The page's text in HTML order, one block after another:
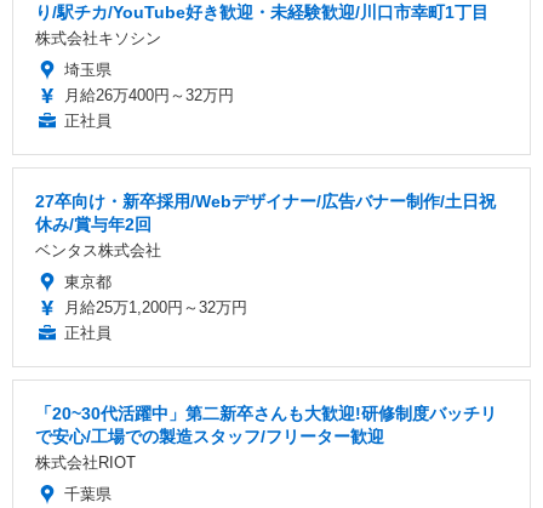
り/駅チカ/YouTube好き歓迎・未経験歓迎/川口市幸町1丁目
株式会社キソシン
埼玉県
月給26万400円～32万円
正社員
27卒向け・新卒採用/Webデザイナー/広告バナー制作/土日祝
休み/賞与年2回
ベンタス株式会社
東京都
月給25万1,200円～32万円
正社員
「20~30代活躍中」第二新卒さんも大歓迎!研修制度バッチリ
で安心/工場での製造スタッフ/フリーター歓迎
株式会社RIOT
千葉県